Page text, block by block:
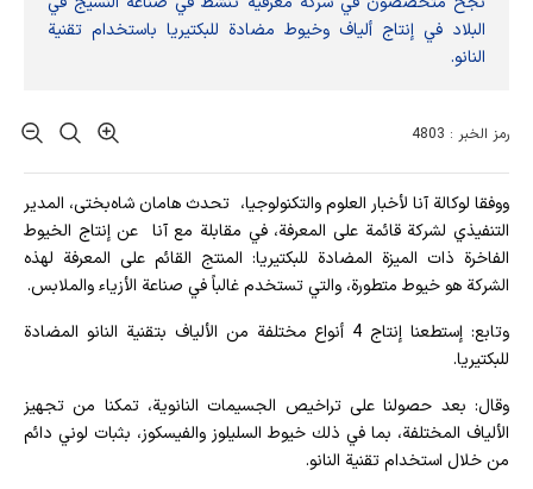
البلاد في إنتاج ألياف وخيوط مضادة للبكتيريا باستخدام تقنية
النانو.
رمز الخبر : 4803
ووفقا لوكالة آنا لأخبار العلوم والتكنولوجيا، تحدث هامان شاه‌بختی، المدير
التنفيذي لشركة قائمة على المعرفة، في مقابلة مع آنا عن إنتاج الخيوط
الفاخرة ذات الميزة المضادة للبكتيريا: المنتج القائم على المعرفة لهذه
الشركة هو خيوط متطورة، والتي تستخدم غالباً في صناعة الأزياء والملابس.
وتابع: إستطعنا إنتاج 4 أنواع مختلفة من الألياف بتقنية النانو المضادة
للبكتيريا.
وقال: بعد حصولنا على تراخيص الجسيمات النانوية، تمكنا من تجهيز
الألياف المختلفة، بما في ذلك خيوط السليلوز والفيسكوز، بثبات لوني دائم
من خلال استخدام تقنية النانو.